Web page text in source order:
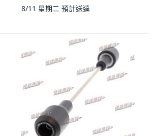
8/11 星期二 預計送達